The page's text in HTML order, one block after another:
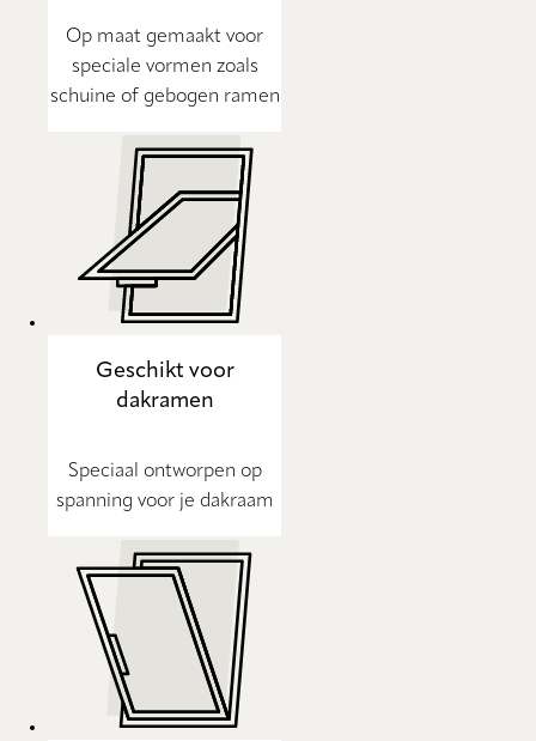
Op maat gemaakt voor
speciale vormen zoals
schuine of gebogen ramen
Geschikt voor
dakramen
Speciaal ontworpen op
spanning voor je dakraam